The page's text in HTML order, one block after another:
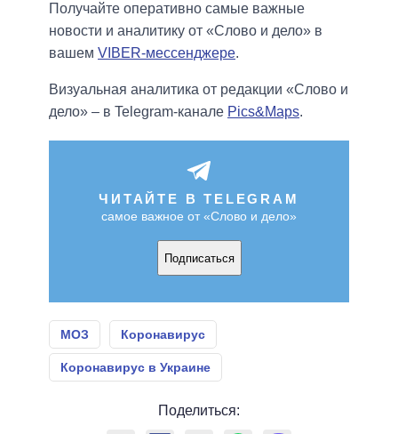
Получайте оперативно самые важные
новости и аналитику от «Слово и дело» в
вашем VIBER-мессенджере.
Визуальная аналитика от редакции «Слово и
дело» – в Telegram-канале Pics&Maps.
ЧИТАЙТЕ В TELEGRAM
самое важное от «Слово и дело»
Подписаться
МОЗ Коронавирус
Коронавирус в Украине
Поделиться: